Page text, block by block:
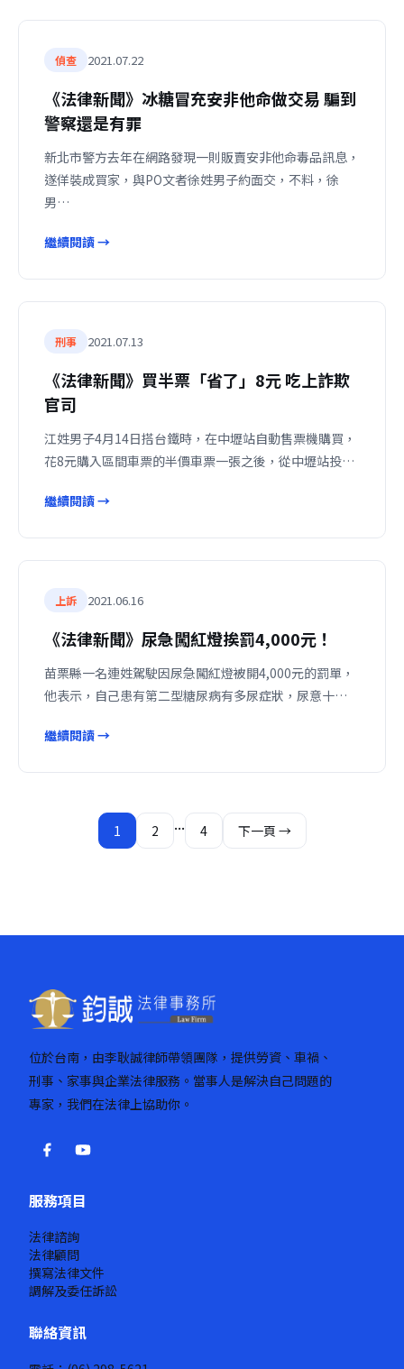
偵查 2021.07.22
《法律新聞》冰糖冒充安非他命做交易 騙到
警察還是有罪
新北市警方去年在網路發現一則販賣安非他命毒品訊息，
遂佯裝成買家，與PO文者徐姓男子約面交，不料，徐
男…
繼續閱讀 →
刑事 2021.07.13
《法律新聞》買半票「省了」8元 吃上詐欺
官司
江姓男子4月14日搭台鐵時，在中壢站自動售票機購買，
花8元購入區間車票的半價車票一張之後，從中壢站投…
繼續閱讀 →
上訴 2021.06.16
《法律新聞》尿急闖紅燈挨罰4,000元！
苗栗縣一名連姓駕駛因尿急闖紅燈被開4,000元的罰單，
他表示，自己患有第二型糖尿病有多尿症狀，尿意十…
繼續閱讀 →
1 2 ... 4 下一頁 →
位於台南，由李耿誠律師帶領團隊，提供勞資、車禍、
刑事、家事與企業法律服務。當事人是解決自己問題的
專家，我們在法律上協助你。
服務項目
法律諮詢
法律顧問
撰寫法律文件
調解及委任訴訟
聯絡資訊